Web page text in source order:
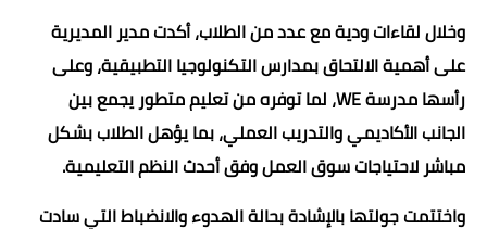
وخلال لقاءات ودية مع عدد من الطلاب، أكدت مدير المديرية
على أهمية الالتحاق بمدارس التكنولوجيا التطبيقية، وعلى
رأسها مدرسة WE، لما توفره من تعليم متطور يجمع بين
الجانب الأكاديمي والتدريب العملي، بما يؤهل الطلاب بشكل
مباشر لاحتياجات سوق العمل وفق أحدث النظم التعليمية.
واختتمت جولتها بالإشادة بحالة الهدوء والانضباط التي سادت